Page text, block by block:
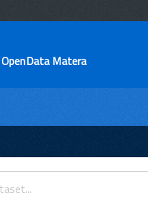
OpenData Matera